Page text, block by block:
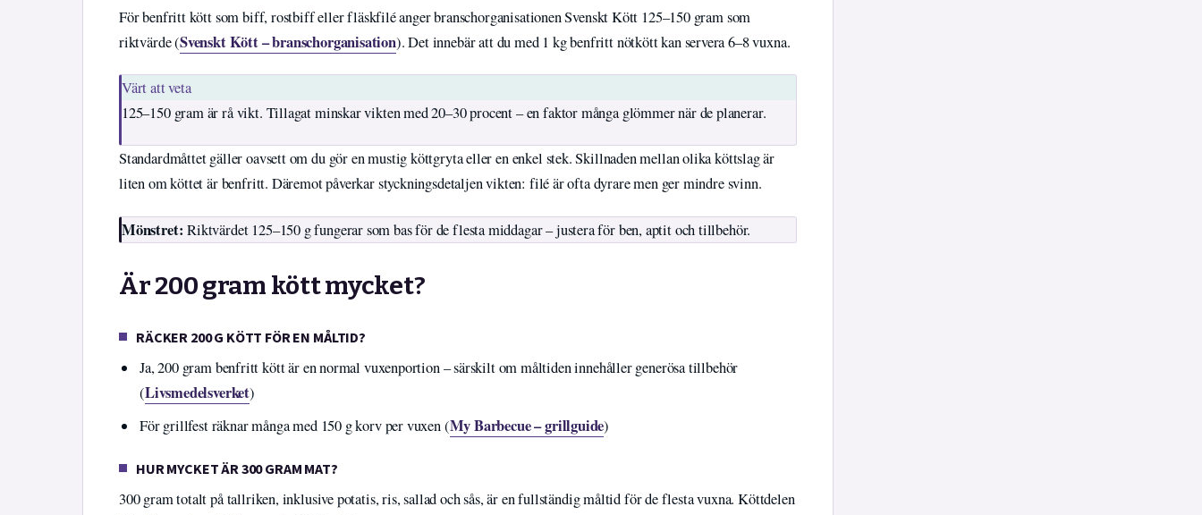
För benfritt kött som biff, rostbiff eller fläskfilé anger branschorganisationen Svenskt Kött 125–150 gram som
riktvärde (Svenskt Kött – branschorganisation). Det innebär att du med 1 kg benfritt nötkött kan servera 6–8 vuxna.
Värt att veta
125–150 gram är rå vikt. Tillagat minskar vikten med 20–30 procent – en faktor många glömmer när de planerar.
Standardmåttet gäller oavsett om du gör en mustig köttgryta eller en enkel stek. Skillnaden mellan olika köttslag är
liten om köttet är benfritt. Däremot påverkar styckningsdetaljen vikten: filé är ofta dyrare men ger mindre svinn.
Mönstret: Riktvärdet 125–150 g fungerar som bas för de flesta middagar – justera för ben, aptit och tillbehör.
Är 200 gram kött mycket?
RÄCKER 200 G KÖTT FÖR EN MÅLTID?
Ja, 200 gram benfritt kött är en normal vuxenportion – särskilt om måltiden innehåller generösa tillbehör
(Livsmedelsverket)
För grillfest räknar många med 150 g korv per vuxen (My Barbecue – grillguide)
HUR MYCKET ÄR 300 GRAM MAT?
300 gram totalt på tallriken, inklusive potatis, ris, sallad och sås, är en fullständig måltid för de flesta vuxna. Köttdelen